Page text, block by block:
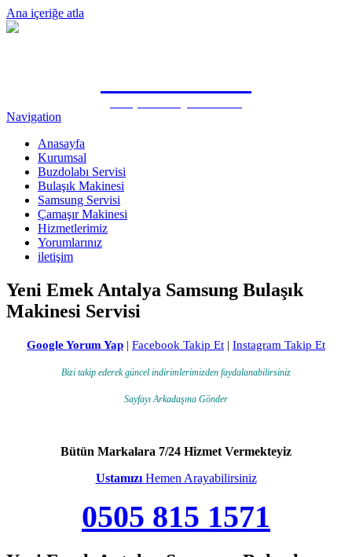
Ana içeriğe atla
Navigation
Anasayfa
Kurumsal
Buzdolabı Servisi
Bulaşık Makinesi
Samsung Servisi
Çamaşır Makinesi
Hizmetlerimiz
Yorumlarınız
iletişim
Yeni Emek Antalya Samsung Bulaşık
Makinesi Servisi
Google Yorum Yap | Facebook Takip Et | Instagram Takip Et
Bizi takip ederek güncel indirimlerimizden faydalanabilirsiniz
Sayfayı Arkadaşına Gönder
Bütün Markalara 7/24 Hizmet Vermekteyiz
Ustamızı Hemen Arayabilirsiniz
0505 815 1571